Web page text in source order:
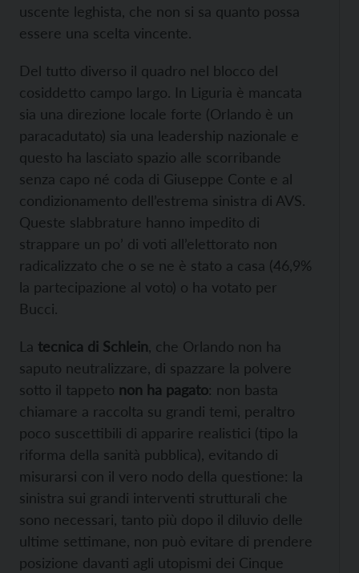
uscente leghista, che non si sa quanto possa
essere una scelta vincente.
Del tutto diverso il quadro nel blocco del
cosiddetto campo largo. In Liguria è mancata
sia una direzione locale forte (Orlando è un
paracadutato) sia una leadership nazionale e
questo ha lasciato spazio alle scorribande
senza capo né coda di Giuseppe Conte e al
condizionamento dell’estrema sinistra di AVS.
Queste slabbrature hanno impedito di
strappare un po’ di voti all’elettorato non
radicalizzato che o se ne è stato a casa (46,9%
la partecipazione al voto) o ha votato per
Bucci.
La tecnica di Schlein , che Orlando non ha
saputo neutralizzare, di spazzare la polvere
sotto il tappeto non ha pagato: non basta
chiamare a raccolta su grandi temi, peraltro
poco suscettibili di apparire realistici (tipo la
riforma della sanità pubblica), evitando di
misurarsi con il vero nodo della questione: la
sinistra sui grandi interventi strutturali che
sono necessari, tanto più dopo il diluvio delle
ultime settimane, non può evitare di prendere
posizione davanti agli utopismi dei Cinque